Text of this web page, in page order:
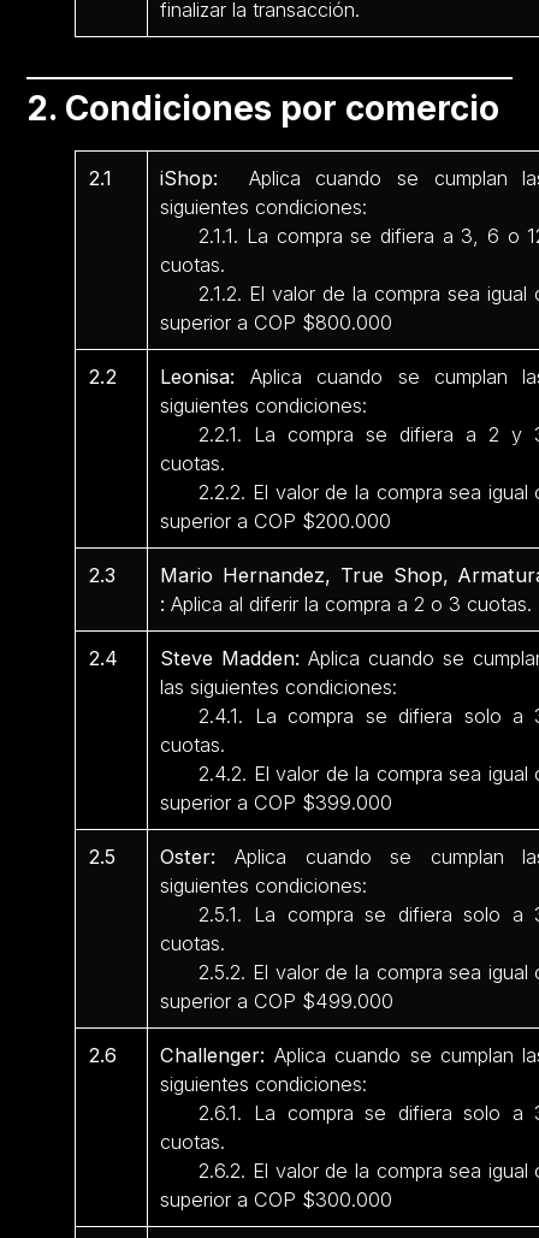
finalizar la transacción.
2. Condiciones por comercio
2.1 iShop: Aplica cuando se cumplan
siguientes condiciones:
2.1.1. La compra se difiera a 3, 6 o
cuotas.
2.1.2. El valor de la compra sea igual
superior a COP $800.000
2.2 Leonisa: Aplica cuando se cumplan
siguientes condiciones:
2.2.1. La compra se difiera a 2 y
cuotas.
2.2.2. El valor de la compra sea igual
superior a COP $200.000
2.3
Mario Hernandez, True Shop,
:Aplica al diferir la compra a 2 o 3 cuotas.
2.4 Steve Madden: Aplica cuando se
las siguientes condiciones:
2.4.1. La compra se difiera solo a
cuotas.
2.4.2. El valor de la compra sea igual
superior a COP $399.000
2.5 Oster: Aplica cuando se cumplan
siguientes condiciones:
2.5.1. La compra se difiera solo a
cuotas.
2.5.2. El valor de la compra sea igual
superior a COP $499.000
2.6 Challenger: Aplica cuando se cumplan
siguientes condiciones:
2.6.1. La compra se difiera solo a
cuotas.
2.6.2. El valor de la compra sea igual
superior a COP $300.000